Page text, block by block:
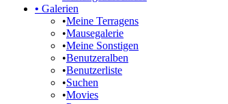
• Galerien
•Meine Terragens
•Mausegalerie
•Meine Sonstigen
•Benutzeralben
•Benutzerliste
•Suchen
•Movies